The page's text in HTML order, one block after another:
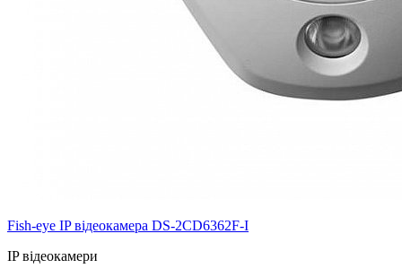
Fish-eye IP відеокамера DS-2CD6362F-I
IP відеокамери